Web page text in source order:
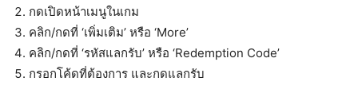
กดเปิดหน้าเมนูในเกม
คลิก/กดที่ ‘เพิ่มเติม’ หรือ ‘More’
คลิก/กดที่ ‘รหัสแลกรับ’ หรือ ‘Redemption Code’
กรอกโค้ดที่ต้องการ และกดแลกรับ